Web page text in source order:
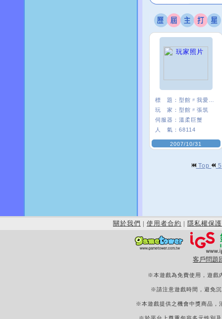
標 題：
玩 家： 型館〃張筑
伺服器： 溫柔巨蟹
人 氣： 68114
2007/10/31
Top 5
關於我們 | 使用者合約 | 隱私權保護
客戶問題
※本遊戲為免費使用，遊戲
※請注意遊戲時間，避免
※本遊戲提供之機會中獎商品，